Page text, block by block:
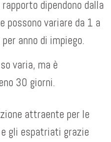
dipendono dalla
possono variare da 1 a
anno di impiego.
varia, ma è
30 giorni.
attraente per le
gli espatriati grazie